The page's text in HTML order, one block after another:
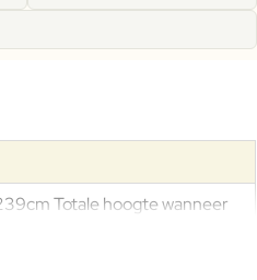
Totale hoogte wanneer